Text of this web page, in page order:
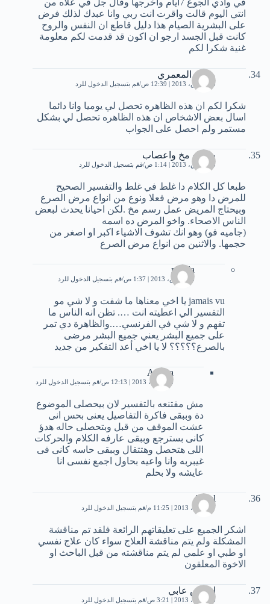
انتي اليوم قالت واقرت انت ربي وانا عبدك لذلك فرض
على البشرية الصيام هذا دليل قاطع ان النفس والروح
كانت قبل الجسد ارجو ان اكون قد قدمت لكم معلومة
غنية شكرا لكم
محمد المعمري
25 مارس، 2013 | 12:39 ص قم بتسجيل الدخول للرد
شكرا لكم ان هذه الظاهره تحصل لي يوميا وانا دائما
اسال بعض الاشخاص ان هذه الظاهره تحصل لي بشكل
مستمر ولم احصل على الجواب
طبيب مخ واعصاب
25 مارس، 2013 | 1:14 ص قم بتسجيل الدخول للرد
طبعا كل الكلام دا غلط في غلط والتفسير الصحيح
للمرض دا وهو مرض فعلا ونوع من انواع مرض الصرع
وبيحتاج المريض عمل رسم مخ .لكن احيانا يحدث لبعض
الناس الاصحاء. واخو المرض ده اسمه
(جاميه فو) وهو انك تشوف الاشياء اكبر او اصغر من
حجمها. والاثنين من انواع مرض الصرع
mreda
28 مارس، 2013 | 1:37 ص قم بتسجيل الدخول للرد
jamais vu يا اخي معناها ما شفت و لا شي مو
التفسير الي اعطيته انت …. تظن انه الناس ما
تفهم و لا شي في الفرنسي….والظاهرة دي تمر
على جميع البشر يعني جميع البشر مرضى
بالصرع؟؟؟؟؟ لا يا اخي أعد التفكير من جديد
Asmaa
18 أبريل، 2013 | 12:13 ص قم بتسجيل الدخول للرد
مش مقتنعه بالتفسير لان بيحصلى الموضوع
دة وببقى فاكرة التفاصيل يعنى بحس انى
عشت الموقف من قبل وبتحصلى حاله هدؤ
كانى بسترجع وببقى عارفه الكلام والحركات
اللى هتحصل وهتتقال وببقى حاسه كانى فى
غيبربه وانا واعيه بحاول اجمع نفسى انا
عايشه ولا بحلم
bazel
17 أبريل، 2013 | 11:25 م قم بتسجيل الدخول للرد
اشكر الجميع على تعليقاتهم الرائعة فلقد تم مناقشة
المشكلة ولم يتم مناقشة العلاج سواء كان علاج نفسي
او طبي او علمي لم يتم مناقشته من قبل الباحث او
الاخوة المعلقون
ادريس عابي
18 أبريل، 2013 | 3:21 ص قم بتسجيل الدخول للرد